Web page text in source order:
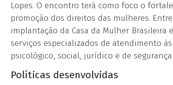
placeholder
Lopes. O encontro terá como foco o
promoção dos direitos das mulheres.
implantação da Casa da Mulher Brasileira
serviços especializados de atendimento
psicológico, social, jurídico e de
Políticas desenvolvidas